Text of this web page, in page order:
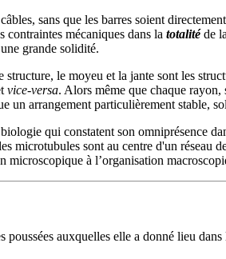
sans que les barres soient
contraintes mécaniques dans la totalitéde
grande solidité.
le moyeu et la jante sont les
vice-versa. Alors même que chaque rayon,
un arrangement particulièrement stable,
qui constatent son omniprésence
microtubules sont au centre d'un réseau
microscopique à l’organisation
auxquelles elle a donné lieu